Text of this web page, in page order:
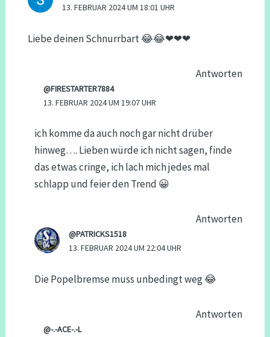
13. FEBRUAR 2024 UM 18:01 UHR
Liebe deinen Schnurrbart 😂😂❤❤❤
Antworten
@FIRESTARTER7884
13. FEBRUAR 2024 UM 19:07 UHR
ich komme da auch noch gar nicht drüber
hinweg…. Lieben würde ich nicht sagen, finde
das etwas cringe, ich lach mich jedes mal
schlapp und feier den Trend 😀
Antworten
@PATRICKS1518
13. FEBRUAR 2024 UM 22:04 UHR
Die Popelbremse muss unbedingt weg 😂
Antworten
@-.-ACE-.-L